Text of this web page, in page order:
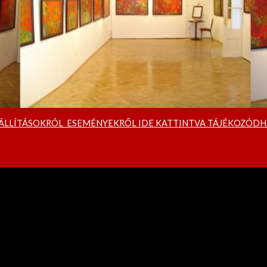
ESEMÉNYEKRŐL IDE KATTINTVA